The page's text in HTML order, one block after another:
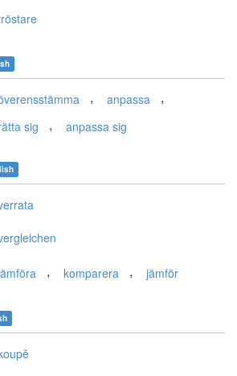
, anpassa ,
sig , anpassa sig
, komparera , jämför